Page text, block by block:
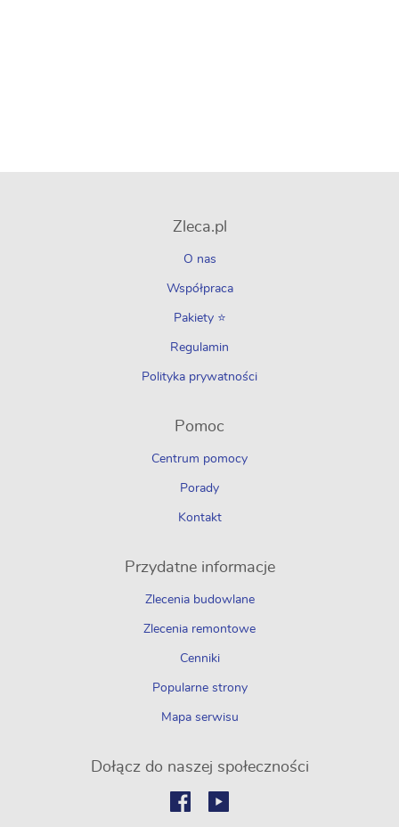
Zleca.pl
O nas
Współpraca
Pakiety ⭐
Regulamin
Polityka prywatności
Pomoc
Centrum pomocy
Porady
Kontakt
Przydatne informacje
Zlecenia budowlane
Zlecenia remontowe
Cenniki
Popularne strony
Mapa serwisu
Dołącz do naszej społeczności